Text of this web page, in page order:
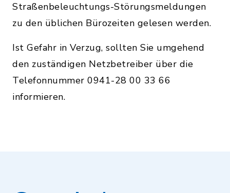
Straßenbeleuchtungs-Störungsmeldungen
zu den üblichen Bürozeiten gelesen werden.
Ist Gefahr in Verzug, sollten Sie umgehend
den zuständigen Netzbetreiber über die
Telefonnummer 0941-28 00 33 66
informieren.